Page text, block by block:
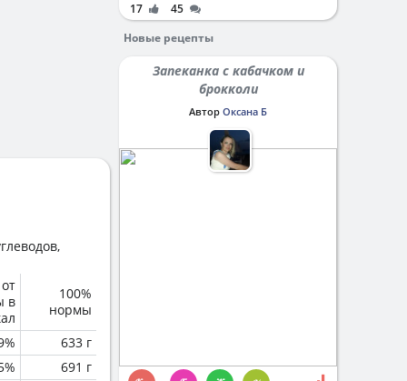
в
100%
нормы
633 г
691 г
17
45
Новые рецепты
Запеканка с кабачком и
брокколи
Автор Оксана Б